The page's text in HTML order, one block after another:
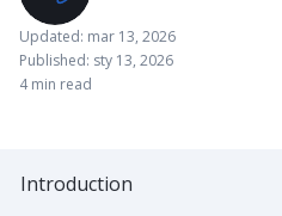
Updated: mar 13, 2026
Published: sty 13, 2026
4 min read
Introduction